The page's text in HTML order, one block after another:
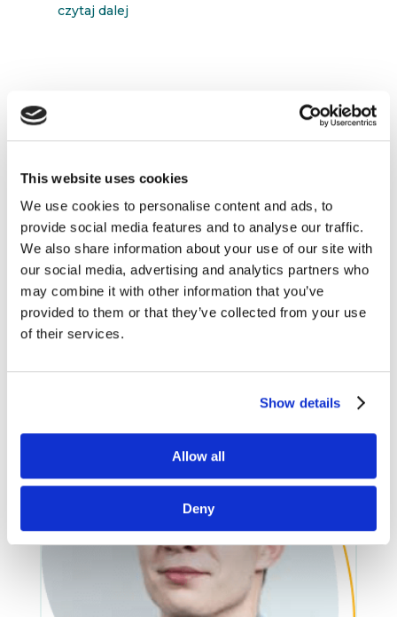
This website uses cookies
We use cookies to personalise content and ads, to
provide social media features and to analyse our traffic.
We also share information about your use of our site with
our social media, advertising and analytics partners who
may combine it with other information that you’ve
provided to them or that they’ve collected from your use
of their services.
Show details
Allow all
Deny
czytaj dalej
24.07.2017
czytaj dalej